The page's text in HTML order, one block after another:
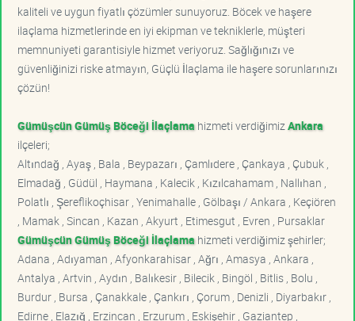
kaliteli ve uygun fiyatlı çözümler sunuyoruz. Böcek ve haşere
ilaçlama hizmetlerinde en iyi ekipman ve tekniklerle, müşteri
memnuniyeti garantisiyle hizmet veriyoruz. Sağlığınızı ve
güvenliğinizi riske atmayın, Güçlü İlaçlama ile haşere sorunlarınızı
çözün!
Gümüşcün Gümüş Böceği İlaçlama hizmeti verdiğimiz Ankara
ilçeleri;
Altındağ , Ayaş , Bala , Beypazarı , Çamlıdere , Çankaya , Çubuk ,
Elmadağ , Güdül , Haymana , Kalecik , Kızılcahamam , Nallıhan ,
Polatlı , Şereflikoçhisar , Yenimahalle , Gölbaşı / Ankara , Keçiören
, Mamak , Sincan , Kazan , Akyurt , Etimesgut , Evren , Pursaklar
Gümüşcün Gümüş Böceği İlaçlama hizmeti verdiğimiz şehirler;
Adana , Adıyaman , Afyonkarahisar , Ağrı , Amasya , Ankara ,
Antalya , Artvin , Aydın , Balıkesir , Bilecik , Bingöl , Bitlis , Bolu ,
Burdur , Bursa , Çanakkale , Çankırı , Çorum , Denizli , Diyarbakır ,
Edirne , Elazığ , Erzincan , Erzurum , Eskişehir , Gaziantep ,